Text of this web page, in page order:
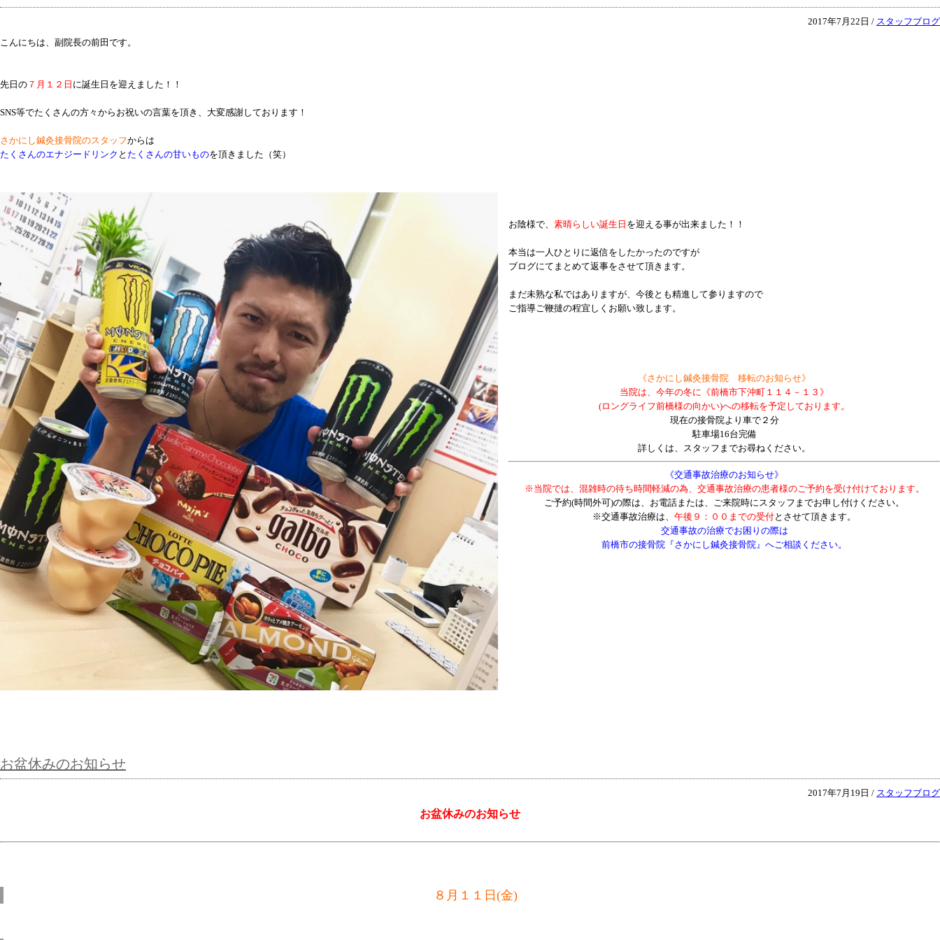
2017年7月22日 / スタッフブログ
こんにちは、 副院長の前田 です。
先日の ７月１２日 に誕生日を迎えました！！
SNS等でたくさんの方々からお祝いの言葉を頂き、 大変感謝しております！
さかにし鍼灸接骨院のスタッフからは
たくさんのエナジードリンク と たくさんの甘いものを頂きました（笑）
お陰様で、 素晴らしい誕生日 を迎える事が出来ました！！
本当は一人ひとりに返信をしたかったのですが
ブログにてまとめて返事をさせて頂きます。
まだ未熟な私ではありますが、今後とも精進して参りますので
ご指導ご鞭撻の程宜しくお願い致します。
《さかにし鍼灸接骨院 移転のお知らせ》
当院は、今年の冬に《前橋市下沖町１１４－１３》
(ロングライフ前橋様の向かい)への移転を予定しております。
現在の接骨院より 車で２分
駐車場16台完備
詳しくは、スタッフまでお尋ねください。
《交通事故治療のお知らせ》
※当院では、混雑時の待ち時間軽減の為、交通事故治療の患者様のご予約を受け付けております。
ご予約(時間外可)の際は、お電話または、ご来院時にスタッフまでお申し付けください。
※交通事故治療は、 午後９：００までの受付とさせて頂きます。
交通事故の治療でお困りの際は
前橋市の接骨院『さかにし鍼灸接骨院』へご相談ください。
お盆休みのお知らせ
2017年7月19日 / スタッフブログ
お盆休みのお知らせ
８月１１日(金)